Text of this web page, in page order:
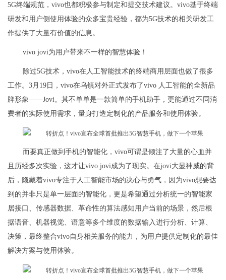
5G终端规范，vivo也都积极参与制定和提交技术建议。vivo基于终端
研发和用户侧使用体验的众多宝贵经验，都为5G技术的相关研发工
作提供了大量有价值的信息。
vivo jovi为用户带来不一样的智慧体验！
除过5G技术，vivo在人工智能技术的终端商用层面也做了很多
工作。3月19日，vivo在乌镇对外正式发布了vivo 人工智能的全新品
牌形象——Jovi。其不单单是一款简单的手机助手，更能通过不同消
费者的实际使用需求，量身打造定制化的产品服务和使用体验。
而要真正做到手机的智能化，vivo可谓是倾注了大量的心血并
且历经多次实验，这才让vivo jovi成为了现实。在jovi大显神威的背
后，隐藏着vivo专注于人工智能市场的决心与勇气，因为vivo想要达
到的并非只是单一层面的智能化，更是希望通过分析统一的智能家
居接口、传感器数据、革命性的算法感知用户当前的场景，然后根
据语音、机器视觉、语意等多个维度的数据输入进行分析、计算、
决策，最终整合vivo自身相关服务的能力，为用户提供定制化的最佳
解决方案与使用体验。